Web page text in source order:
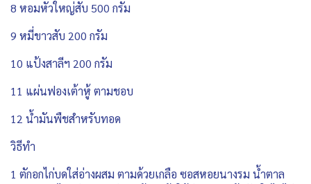
8 หอมหัวใหญ่สับ 500 กรัม
9 หมี่ขาวสับ 200 กรัม
10 แป้งสาลีฯ 200 กรัม
11 แผ่นฟองเต้าหู้ ตามชอบ
12 น้ำมันพืชสำหรับทอด
วิธีทำ
1 ตักอกไก่บดใส่อ่างผสม ตามด้วยเกลือ ซอสหอยนางรม น้ำตาล